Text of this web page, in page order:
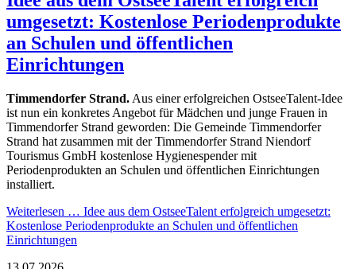
umgesetzt: Kostenlose Periodenprodukte
an Schulen und öffentlichen
Einrichtungen
Timmendorfer Strand. Aus einer erfolgreichen OstseeTalent-Idee
ist nun ein konkretes Angebot für Mädchen und junge Frauen in
Timmendorfer Strand geworden: Die Gemeinde Timmendorfer
Strand hat zusammen mit der Timmendorfer Strand Niendorf
Tourismus GmbH kostenlose Hygienespender mit
Periodenprodukten an Schulen und öffentlichen Einrichtungen
installiert.
Weiterlesen … Idee aus dem OstseeTalent erfolgreich umgesetzt:
Kostenlose Periodenprodukte an Schulen und öffentlichen
Einrichtungen